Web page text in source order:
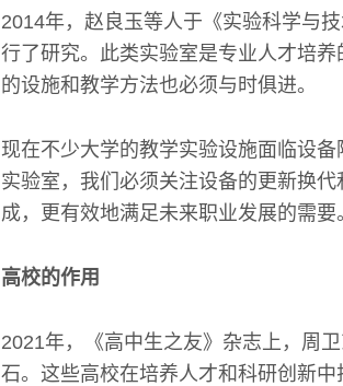
2014年，赵良玉等人于《实验科学与
行了研究。此类实验室是专业人才培
的设施和教学方法也必须与时俱进。
现在不少大学的教学实验设施面临设
实验室，我们必须关注设备的更新换
成，更有效地满足未来职业发展的需要
高校的作用
2021年，《高中生之友》杂志上，周
石。这些高校在培养人才和科研创新